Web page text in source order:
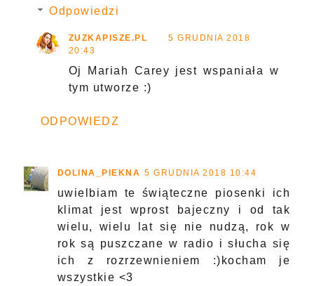
Odpowiedzi
ZUZKAPISZE.PL
5 GRUDNIA 2018
20:43
Oj Mariah Carey jest wspaniała w
tym utworze :)
ODPOWIEDZ
DOLINA_PIEKNA 5 GRUDNIA 2018 10:44
uwielbiam te świąteczne piosenki ich
klimat jest wprost bajeczny i od tak
wielu, wielu lat się nie nudzą, rok w
rok są puszczane w radio i słucha się
ich z rozrzewnieniem :)kocham je
wszystkie <3